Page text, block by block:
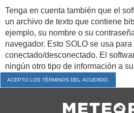
Tenga en cuenta también que el
un archivo de texto que contiene
ejemplo, su nombre o su
navegador. Esto SOLO se usa
conectado/desconectado. El
ningún otro tipo de información a